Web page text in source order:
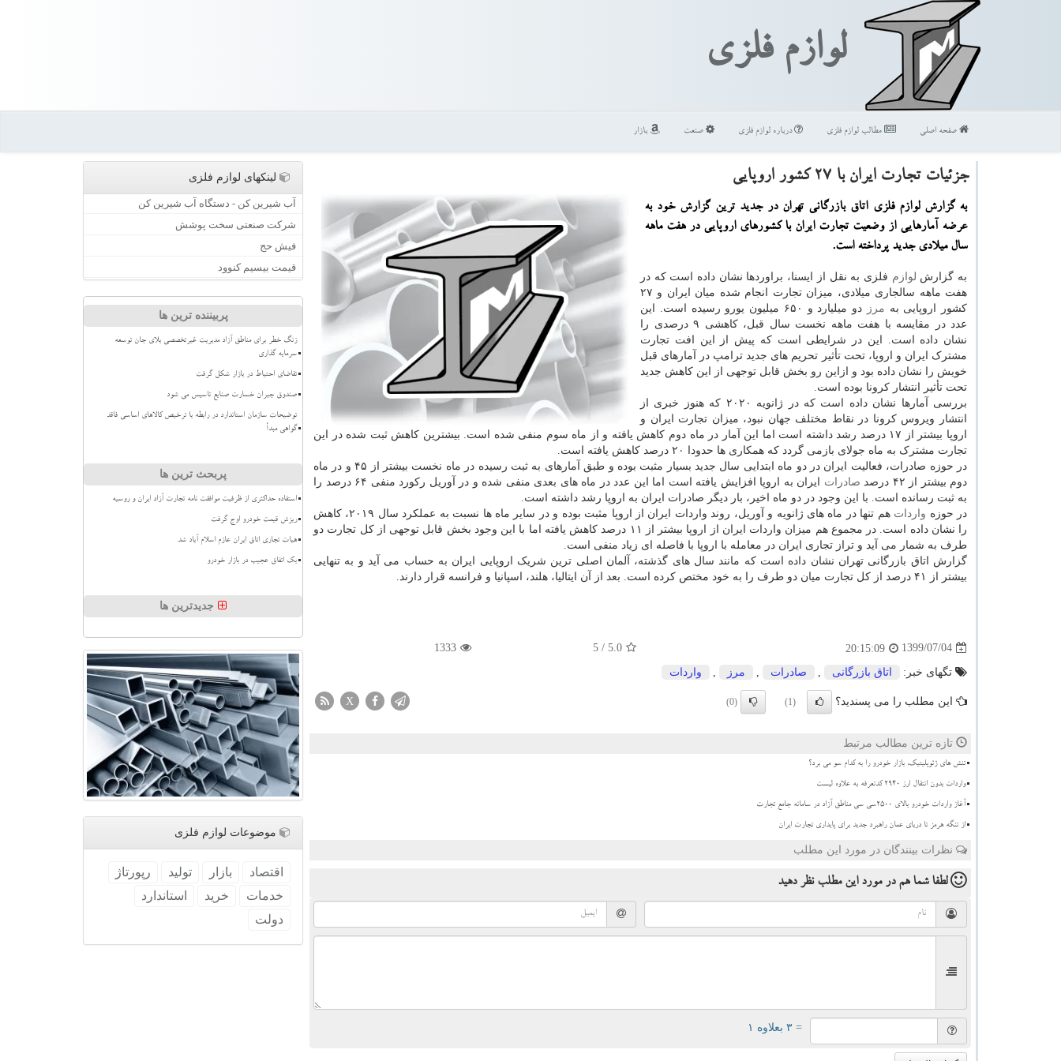
لوازم فلزی
صفحه اصلی مطالب لوازم فلزی درباره لوازم فلزی صنعت بازار
جزئیات تجارت ایران با ۲۷ كشور اروپایی
به گزارش لوازم فلزی اتاق بازرگانی تهران در جدید ترین گزارش خود به
عرضه آمارهایی از وضعیت تجارت ایران با كشورهای اروپایی در هفت ماهه
سال میلادی جدید پرداخته است.
به گزارش لوازم فلزی به نقل از ایسنا، براوردها نشان داده است که در
هفت ماهه سالجاری میلادی، میزان تجارت انجام شده میان ایران و ۲۷
کشور اروپایی به مرز
دو میلیارد و ۶۵۰ میلیون یورو رسیده است. این
عدد در مقایسه با هفت ماهه نخست سال قبل، کاهشی ۹ درصدی را
نشان داده است. این در شرایطی است که پیش از این افت تجارت
مشترک ایران و اروپا، تحت تأثیر تحریم های جدید ترامپ در آمارهای قبل
خویش را نشان داده بود و ازاین رو بخش قابل توجهی از این کاهش جدید
تحت تأثیر انتشار کرونا بوده است.
بررسی آمارها نشان داده است که در ژانویه ۲۰۲۰ که هنوز خبری از
انتشار ویروس کرونا در نقاط مختلف جهان نبود، میزان تجارت ایران و
اروپا بیشتر از ۱۷ درصد رشد داشته است اما این آمار در ماه دوم کاهش یافته و از ماه سوم منفی شده است. بیشترین کاهش ثبت شده در این
تجارت مشترک به ماه جولای بازمی گردد که همکاری ها حدودا ۲۰ درصد کاهش یافته است.
در حوزه صادرات، فعالیت ایران در دو ماه ابتدایی سال جدید بسیار مثبت بوده و طبق آمارهای به ثبت رسیده در ماه نخست بیشتر از ۴۵ و در ماه
دوم بیشتر از ۴۲ درصد
صادرات
ایران به اروپا افزایش یافته است اما این عدد در ماه های بعدی منفی شده و در آوریل رکورد منفی ۶۴ درصد را
به ثبت رسانده است. با این وجود در دو ماه اخیر، بار دیگر صادرات ایران به اروپا رشد داشته است.
در حوزه واردات
هم تنها در ماه های ژانویه و آوریل، روند واردات ایران از اروپا مثبت بوده و در سایر ماه ها نسبت به عملکرد سال ۲۰۱۹، کاهش
را نشان داده است. در مجموع هم میزان واردات ایران از اروپا بیشتر از ۱۱ درصد کاهش یافته اما با این وجود بخش قابل توجهی از کل تجارت دو
طرف به شمار می آید و تراز تجاری ایران در معامله با اروپا با فاصله ای زیاد منفی است.
گزارش اتاق بازرگانی تهران نشان داده است که مانند سال های گذشته، آلمان اصلی ترین شریک اروپایی ایران به حساب می آید و به تنهایی
بیشتر از ۴۱ درصد از کل تجارت میان دو طرف را به خود مختص کرده است. بعد از آن ایتالیا، هلند، اسپانیا و فرانسه قرار دارند.
1399/07/04
20:15:09
5.0
/ 5
1333
تگهای خبر: اتاق بازرگانی صادرات مرز واردات
این مطلب را می پسندید؟ (1)
(0)
X
تازه ترین مطالب مرتبط
تنش های ژئوپلیتیک، بازار خودرو را به کدام سو می برد؟
واردات بدون انتقال ارز ۲۹۴۰ کدتعرفه به علاوه لیست
آغاز واردات خودرو بالای ۲۵۰۰سی سی مناطق آزاد در سامانه جامع تجارت
از تنگه هرمز تا دریای عمان راهبرد جدید برای پایداری تجارت ایران
نظرات بینندگان در مورد این مطلب
لطفا شما همدر مورد این مطلب نظر دهید
= ۳ بعلاوه ۱
لینکهای لوازم فلزی
آب شیرین کن - دستگاه آب شیرین کن
شرکت صنعتی سخت پوشش
فیش حج
قیمت بیسیم کنوود
پربیننده ترین ها
زنگ خطر برای مناطق آزاد مدیریت غیرتخصصی بلای جان توسعه
سرمایه گذاری
تقاضای احتیاط در بازار شکل گرفت
صندوق جبران خسارت صنایع تاسیس می شود
توضیحات سازمان استاندارد در رابطه با ترخیص کالاهای اساسی فاقد
گواهی مبدأ
پربحث ترین ها
استفاده حداکثری از ظرفیت موافقت نامه تجارت آزاد ایران و روسیه
ریزش قیمت خودرو اوج گرفت
هیات تجاری اتاق ایران عازم اسلام آباد شد
بک اتفاق عجیب در بازار خودرو
جدیدترین ها
موضوعات لوازم فلزی
اقتصاد بازار تولید
رپورتاژ
خدمات
خرید
استاندارد
دولت